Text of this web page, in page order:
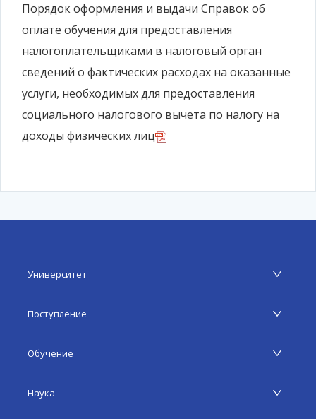
Порядок оформления и выдачи Справок об
оплате обучения для предоставления
налогоплательщиками в налоговый орган
сведений о фактических расходах на оказанные
услуги, необходимых для предоставления
социального налогового вычета по налогу на
доходы физических лиц
Университет
Поступление
Обучение
Наука